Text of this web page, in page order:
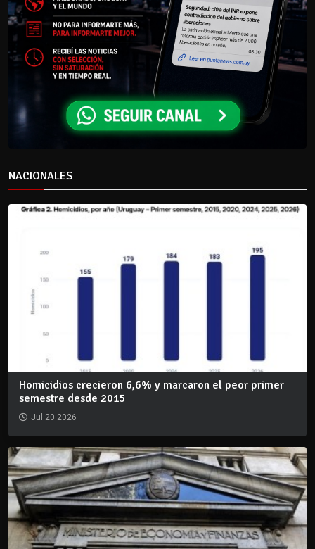
NACIONALES
Homicidios crecieron 6,6% y marcaron el peor primer
semestre desde 2015
Jul 20 2026